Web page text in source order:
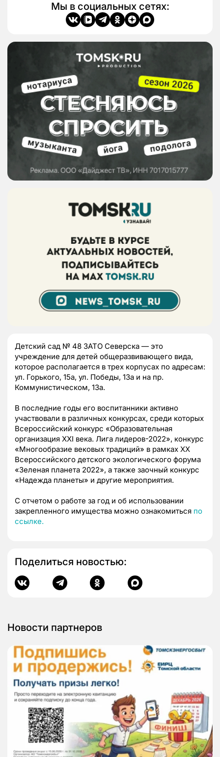
Мы в социальных сетях:
Детский сад № 48 ЗАТО Северска — это
учреждение для детей общеразвивающего вида,
которое располагается в трех корпусах по адресам:
ул. Горького, 15а, ул. Победы, 13а и на пр.
Коммунистическом, 13а.
В последние годы его воспитанники активно
участвовали в различных конкурсах, среди которых
Всероссийский конкурс «Образовательная
организация XXI века. Лига лидеров-2022», конкурс
«Многообразие вековых традиций» в рамках XX
Всероссийского детского экологического форума
«Зеленая планета 2022», а также заочный конкурс
«Надежда планеты» и другие мероприятия.
С отчетом о работе за год и об использовании
закрепленного имущества можно ознакомиться по
ссылке.
Поделиться новостью:
Новости партнеров